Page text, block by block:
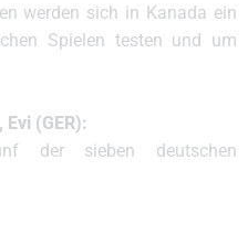
werden sich in Kanada ein
Spielen testen und um
(GER):
der sieben deutschen